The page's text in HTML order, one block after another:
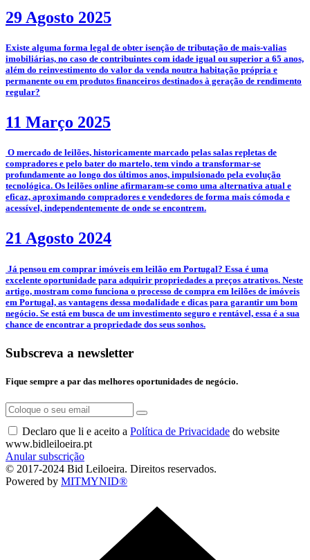
29 Agosto 2025
­Existe alguma forma legal de obter isenção de tributação de mais-valias
imobiliárias, no caso de contribuintes com idade igual ou superior a 65 anos,
além do reinvestimento do valor da venda noutra habitação própria e
permanente ou em produtos financeiros destinados à geração de rendimento
regular?
11 Março 2025
­­­­ O mercado de leilões, historicamente marcado pelas salas repletas de
compradores e pelo bater do martelo, tem vindo a transformar-se
profundamente ao longo dos últimos anos, impulsionado pela evolução
tecnológica. Os leilões online afirmaram-se como uma alternativa atual e
eficaz, aproximando compradores e vendedores de forma mais cómoda e
acessível, independentemente de onde se encontrem.
21 Agosto 2024
­ Já pensou em comprar imóveis em leilão em Portugal? Essa é uma
excelente oportunidade para adquirir propriedades a preços atrativos. Neste
artigo, mostram como funciona o processo de compra em leilões de imóveis
em Portugal, as vantagens dessa modalidade e dicas para garantir um bom
negócio. Se está em busca de um investimento seguro e rentável, essa é a sua
chance de encontrar a propriedade dos seus sonhos.
Subscreva a newsletter
Fique sempre a par das melhores oportunidades de negócio.
Declaro que li e aceito a Política de Privacidade do website
www.bidleiloeira.pt
Anular subscrição
© 2017-2024 Bid Leiloeira. Direitos reservados.
Powered by MITMYNID®